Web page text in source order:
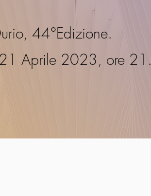
44°Edizione.
Aprile 2023, ore 21.